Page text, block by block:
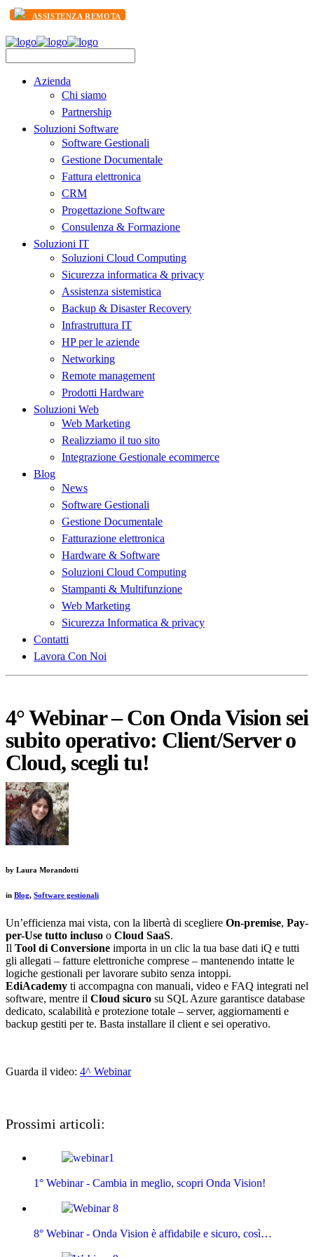
ASSISTENZA REMOTA
Azienda
Chi siamo
Partnership
Soluzioni Software
Software Gestionali
Gestione Documentale
Fattura elettronica
CRM
Progettazione Software
Consulenza & Formazione
Soluzioni IT
Soluzioni Cloud Computing
Sicurezza informatica & privacy
Assistenza sistemistica
Backup & Disaster Recovery
Infrastruttura IT
HP per le aziende
Networking
Remote management
Prodotti Hardware
Soluzioni Web
Web Marketing
Realizziamo il tuo sito
Integrazione Gestionale ecommerce
Blog
News
Software Gestionali
Gestione Documentale
Fatturazione elettronica
Hardware & Software
Soluzioni Cloud Computing
Stampanti & Multifunzione
Web Marketing
Sicurezza Informatica & privacy
Contatti
Lavora Con Noi
4° Webinar – Con Onda Vision sei
subito operativo: Client/Server o
Cloud, scegli tu!
by Laura Morandotti
in Blog, Software gestionali
Un’efficienza mai vista, con la libertà di scegliere On-premise, Pay-
per-Use tutto incluso o Cloud SaaS.
Il Tool di Conversione importa in un clic la tua base dati iQ e tutti
gli allegati – fatture elettroniche comprese – mantenendo intatte le
logiche gestionali per lavorare subito senza intoppi.
EdiAcademy ti accompagna con manuali, video e FAQ integrati nel
software, mentre il Cloud sicuro su SQL Azure garantisce database
dedicato, scalabilità e protezione totale – server, aggiornamenti e
backup gestiti per te. Basta installare il client e sei operativo.
Guarda il video: 4^ Webinar
Prossimi articoli:
1° Webinar - Cambia in meglio, scopri Onda Vision!
8° Webinar - Onda Vision è affidabile e sicuro, così…